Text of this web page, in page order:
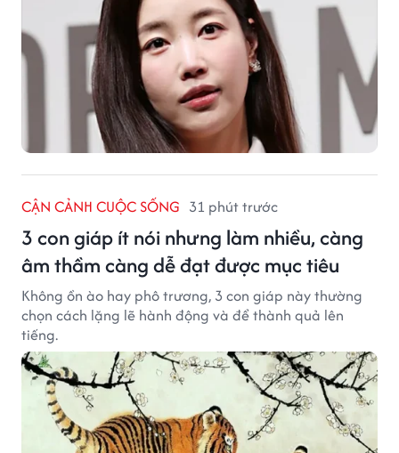
CẬN CẢNH CUỘC SỐNG 31 phút trước
3 con giáp ít nói nhưng làm nhiều, càng
âm thầm càng dễ đạt được mục tiêu
Không ồn ào hay phô trương, 3 con giáp này thường
chọn cách lặng lẽ hành động và để thành quả lên
tiếng.